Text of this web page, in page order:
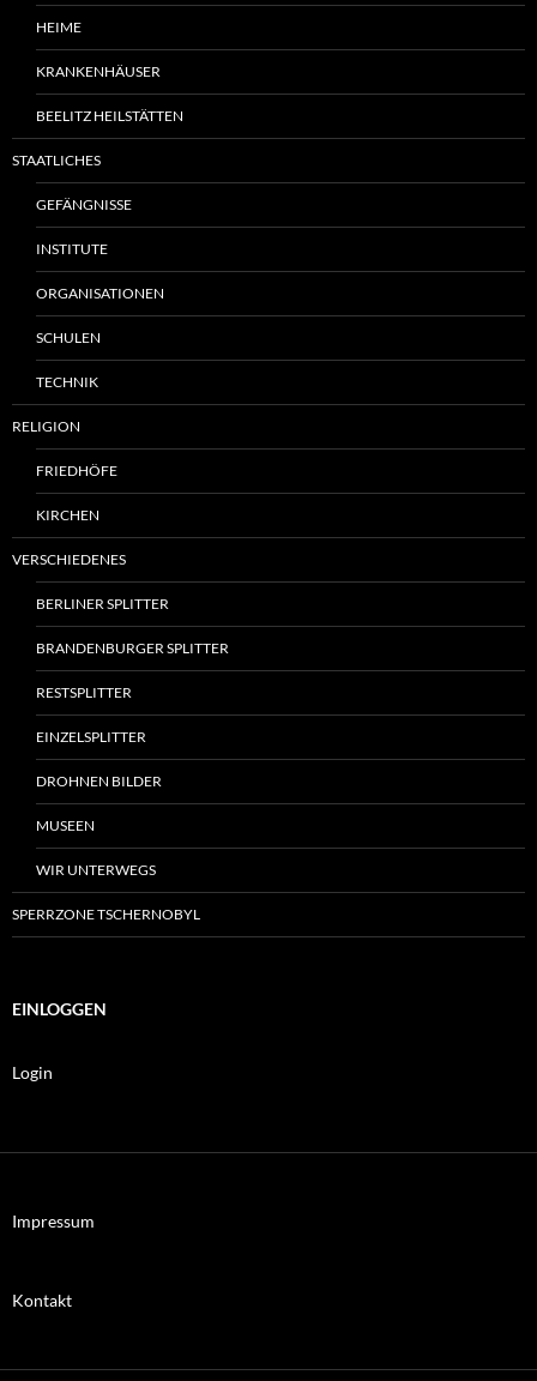
HEIME
KRANKENHÄUSER
BEELITZ HEILSTÄTTEN
STAATLICHES
GEFÄNGNISSE
INSTITUTE
ORGANISATIONEN
SCHULEN
TECHNIK
RELIGION
FRIEDHÖFE
KIRCHEN
VERSCHIEDENES
BERLINER SPLITTER
BRANDENBURGER SPLITTER
RESTSPLITTER
EINZELSPLITTER
DROHNEN BILDER
MUSEEN
WIR UNTERWEGS
SPERRZONE TSCHERNOBYL
EINLOGGEN
Login
Impressum
Kontakt